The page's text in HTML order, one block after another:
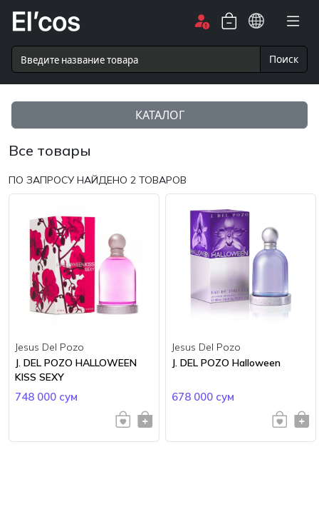
Поиск
КАТАЛОГ
Все товары
ПО ЗАПРОСУ НАЙДЕНО 2 ТОВАРОВ
Jesus Del Pozo
J. DEL POZO HALLOWEEN
KISS SEXY
748 000 сум
Jesus Del Pozo
J. DEL POZO Halloween
678 000 сум